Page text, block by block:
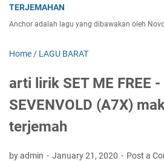
TERJEMAHAN
Anchor adalah lagu yang dibawakan oleh
Home / LAGU BARAT
arti lirik SET ME FREE -
SEVENVOLD (A7X)
terjemah
by admin January 21, 2020 Post a